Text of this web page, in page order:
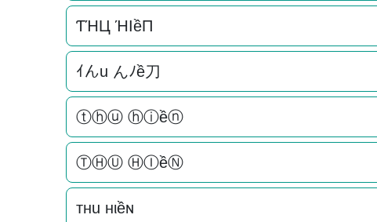
ƬΉЦ ΉIềП
ｲんu んﾉề刀
ⓣⓗⓤ ⓗⓘềⓝ
ⓉⒽⓊ ⒽⒾềⓃ
тнu нιềɴ